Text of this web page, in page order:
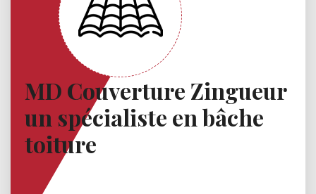
MD Couverture Zingueur
un spécialiste en bâche
toiture